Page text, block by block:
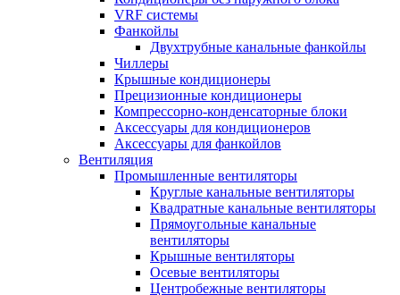
VRF системы
Фанкойлы
Двухтрубные канальные фанкойлы
Чиллеры
Крышные кондиционеры
Прецизионные кондиционеры
Компрессорно-конденсаторные блоки
Аксессуары для кондиционеров
Аксессуары для фанкойлов
Вентиляция
Промышленные вентиляторы
Круглые канальные вентиляторы
Квадратные канальные вентиляторы
Прямоугольные канальные
вентиляторы
Крышные вентиляторы
Осевые вентиляторы
Центробежные вентиляторы